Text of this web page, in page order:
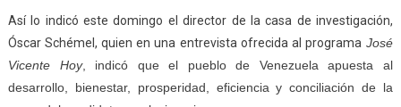
Así lo indicó este domingo el director de la casa de investigación,
Óscar Schémel, quien en una entrevista ofrecida al programa José
Vicente Hoy, indicó que el pueblo de Venezuela apuesta al
desarrollo, bienestar, prosperidad, eficiencia y conciliación de la